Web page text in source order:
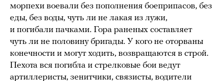
морпехи воевали без пополнения боеприпасов, без
еды, без воды, чуть ли не лакая из лужи,
и погибали пачками. Гора раненых составляет
чуть ли не половину бригады. У кого не оторваны
конечности и могут ходить, возвращаются в строй.
Пехота вся погибла и стрелковые бои ведут
артиллеристы, зенитчики, связисты, водители